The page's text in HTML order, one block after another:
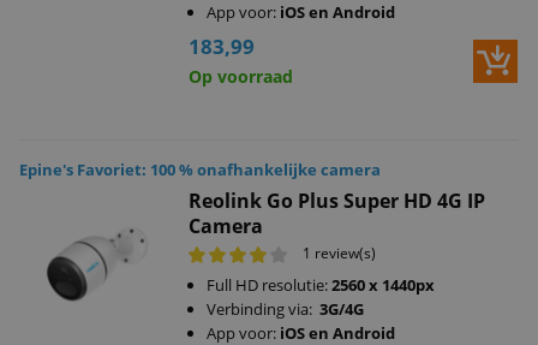
App voor: iOS en Android
183,99
Op voorraad
Epine's Favoriet: 100 % onafhankelijke camera
Reolink Go Plus Super HD 4G IP
Camera
1 review(s)
Full HD resolutie:2560 x 1440px
Verbinding via: 3G/4G
App voor: iOS en Android